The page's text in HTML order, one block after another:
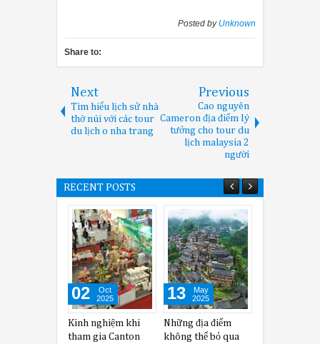
Posted by Unknown
Share to:
Next
Tìm hiểu lịch sử nhà
thờ núi với các tour
du lịch o nha trang
Previous
Cao nguyên
Cameron địa điểm lý
tưởng cho tour du
lịch malaysia 2
người
RECENT POSTS
Kinh nghiệm khi
tham gia Canton
2025
Những địa điểm
không thể bỏ qua
13
May
2025
Một vài nét về nền
kinh tế của Trung
24